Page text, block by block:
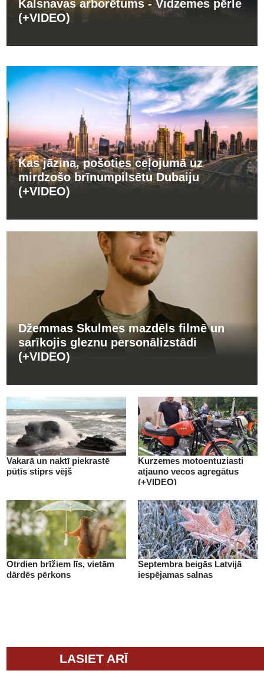
Kalsnavas arborētums - Vidzemes pērle
(+VIDEO)
Kas jāzina, pošoties ceļojumā uz
mirdzošo brīnumpilsētu Dubaiju
(+VIDEO)
Džemmas Skulmes mazdēls filmē un
sarīkojis gleznu personālizstādi
(+VIDEO)
Vakarā un naktī piekrastē
pūtīs stiprs vējš
Kurzemes motoentuziasti
atjauno vecos agregātus
(+VIDEO)
Otrdien brīžiem līs, vietām
dārdēs pērkons
Septembra beigās Latvijā
iespējamas salnas
LASIET ARĪ